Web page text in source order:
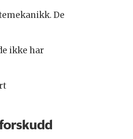
De
ikke har